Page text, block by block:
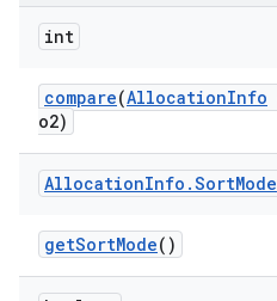
int
compare(AllocationInfo
o2)
AllocationInfo .SortMode
getSortMode()